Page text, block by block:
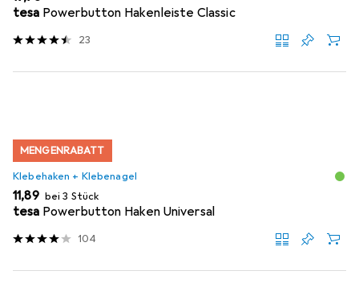
tesa Powerbutton Hakenleiste Classic
23
MENGENRABATT
Klebehaken + Klebenagel
EUR
11,89 bei 3 Stück
tesa Powerbutton Haken Universal
104